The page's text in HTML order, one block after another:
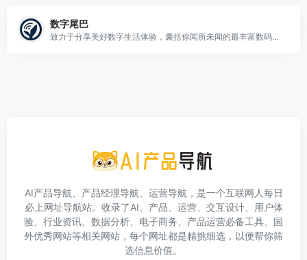
数字尾巴
致力于分享美好数字生活体验，囊括你闻所未闻的最丰富数码资讯，触所未触最抢鲜产品评测，随时随地感受尾巴们各式数字生活精彩图文、摄影感悟、旅行游记、爱物分享。旗下产品：精品电商平台「尾巴良品」 ；移动客户端「数字尾巴」 ，覆盖 iOS、Android 两大主流平台。
AI产品导航、产品经理导航、运营导航，是一个互联网人每日
必上网址导航站。收录了AI、产品、运营、交互设计、用户体
验、行业资讯、数据分析、电子商务、产品运营必备工具、国
外优秀网站等相关网站，每个网址都是精挑细选，以便帮你筛
选信息价值。